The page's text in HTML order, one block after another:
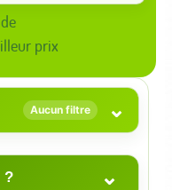
prix
Aucun filtre ⌄
? ⌄